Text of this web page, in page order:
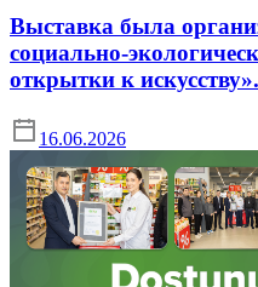
Выставка была
социально-
открытки к искусству».
16.06.2026